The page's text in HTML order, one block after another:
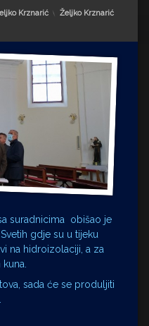
Krznarić Kategorije:
Željko Krznarić
suradnicima obišao je
gdje su u tijeku
na hidroizolaciji, a za
sada će se produljiti